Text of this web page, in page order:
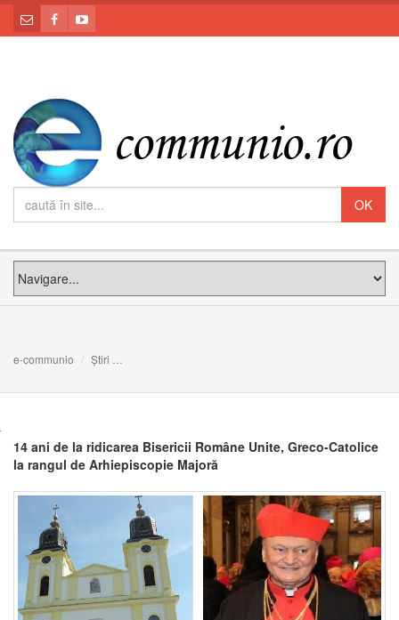
e-communio Știri
14 ani de la ridicarea Bisericii Române Unite, Greco-Catolice
la rangul de Arhiepiscopie Majoră